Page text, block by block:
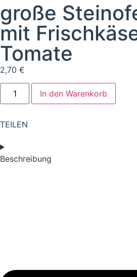
große
mit
Tomate
2,70 €
In den Warenkorb
TEILEN
Beschreibung